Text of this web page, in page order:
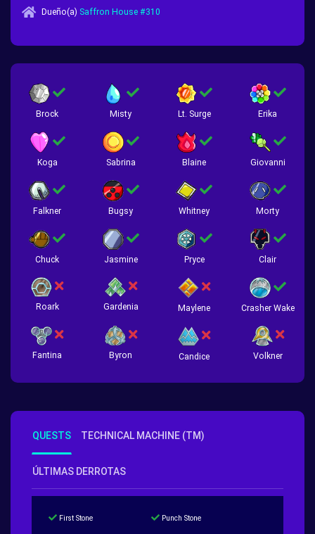
Dueño(a) Saffron House #310
Brock Misty Lt. Surge Erika
Koga Sabrina Blaine Giovanni
Falkner Bugsy Whitney Morty
Chuck Jasmine Pryce Clair
Roark Gardenia Maylene Crasher Wake
Fantina Byron Candice Volkner
QUESTS TECHNICAL MACHINE (TM)
ÚLTIMAS DERROTAS
First Stone Punch Stone